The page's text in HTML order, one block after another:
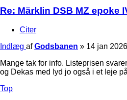
Re: Märklin DSB MZ epoke
Citer
Indlæg afGodsbanen » 14 jan
Mange tak for info. Listeprisen
og Dekas med lyd jo også i et leje
Top